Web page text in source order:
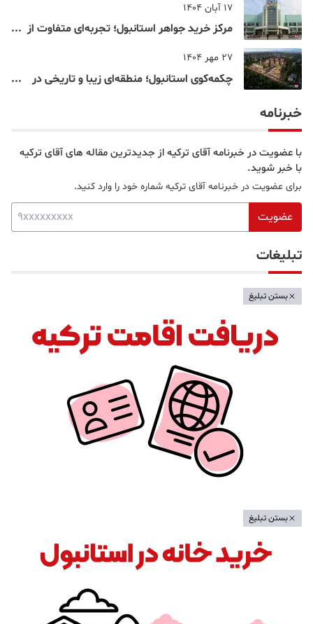
17 آبان 1404
مرکز خرید جواهر استانبول؛ تجربه‌ای متفاوت از
27 مهر 1404
چکمه‌کوی استانبول؛ منطقه‌ای زیبا و تاریخی در
خبرنامه
با عضویت در خبرنامه آقای ترکیه از جدیدترین مقاله های آقای ترکیه
با خبر شوید.
برای عضویت در خبرنامه آقای ترکیه شماره خود را وارد کنید.
عضویت
تبلیغات
بستن تبلیغ
بستن تبلیغ